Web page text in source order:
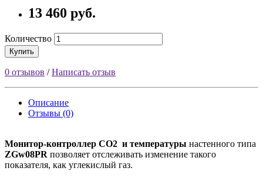
13 460 руб.
Количество
Купить
0 отзывов /Написать отзыв
Описание
Отзывы (0)
Монитор-контроллер СО2 и температуры настенного типа
ZGw08PR позволяет отслеживать изменение такого
показателя, как углекислый газ.